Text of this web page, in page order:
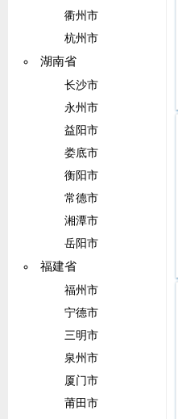
衢州市
杭州市
湖南省
长沙市
永州市
益阳市
娄底市
衡阳市
常德市
湘潭市
岳阳市
福建省
福州市
宁德市
三明市
泉州市
厦门市
莆田市